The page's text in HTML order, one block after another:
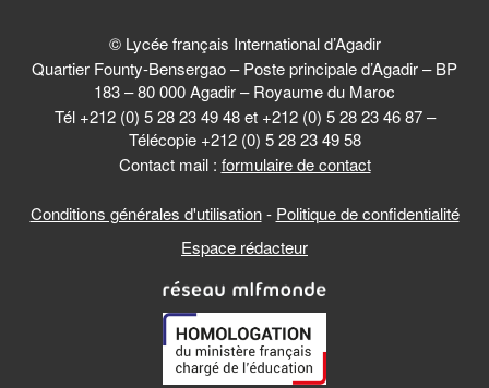
© Lycée français International d’Agadir
Quartier Founty-Bensergao – Poste principale d’Agadir – BP
183 – 80 000 Agadir – Royaume du Maroc
Tél +212 (0) 5 28 23 49 48 et +212 (0) 5 28 23 46 87 –
Télécopie +212 (0) 5 28 23 49 58
Contact mail : formulaire de contact
Conditions générales d'utilisation- Politique de confidentialité
Espace rédacteur